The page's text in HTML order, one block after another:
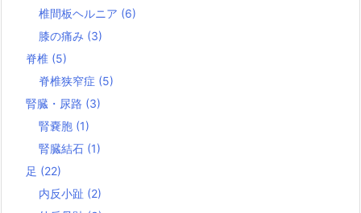
椎間板ヘルニア (6)
膝の痛み (3)
脊椎 (5)
脊椎狭窄症 (5)
腎臓・尿路 (3)
腎嚢胞 (1)
腎臓結石 (1)
足 (22)
内反小趾 (2)